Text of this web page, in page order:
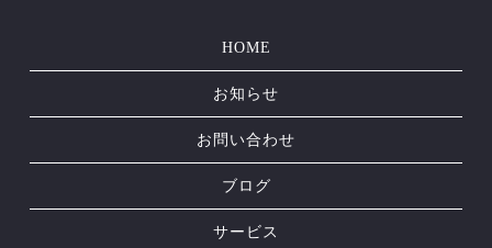
HOME
お知らせ
お問い合わせ
ブログ
サービス